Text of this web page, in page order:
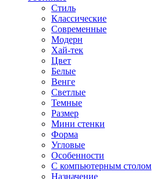
Стиль
Классические
Современные
Модерн
Хай-тек
Цвет
Белые
Венге
Светлые
Темные
Размер
Мини стенки
Форма
Угловые
Особенности
С компьютерным столом
Назначение